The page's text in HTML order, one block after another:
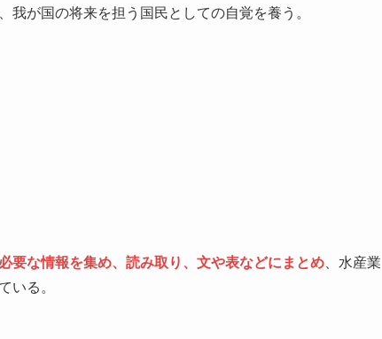
が国の将来を担う国民としての自覚を養う。
必要な情報を集め、読み取り、文や表などにまとめ 、水産業
いる。